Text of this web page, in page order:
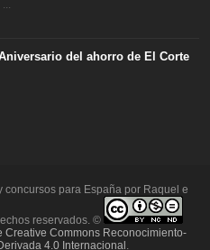
del ahorro de El Corte
para España por Raquel e
reservados. ©
Creative Commons Reconocimiento-
4.0 Internacional .